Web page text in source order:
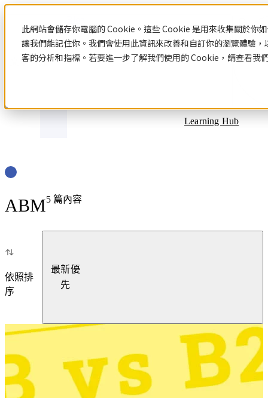
此網站會儲存你電腦的 Cookie。這些 Cookie 是用來收集關於你
讓我們能記住你。我們會使用此資訊來改善和自訂你的瀏覽體驗
客的分析和指標。若要進一步了解我們使用的 Cookie，請查看我
文章分類
Learning Hub
ABM5 篇內容
依照排
序
最新優
先